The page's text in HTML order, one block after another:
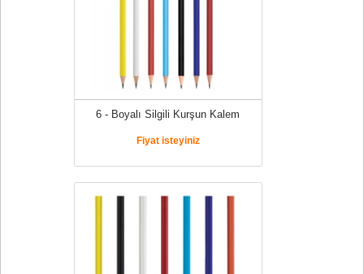
6 - Boyalı Silgili Kurşun Kalem
Fiyat isteyiniz